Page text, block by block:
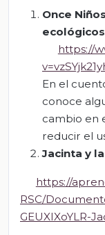
Once
https://
En el
conoce
cambio en
reducir el
Jacinta y
https://
RSC/
GEUXIXoYLR-